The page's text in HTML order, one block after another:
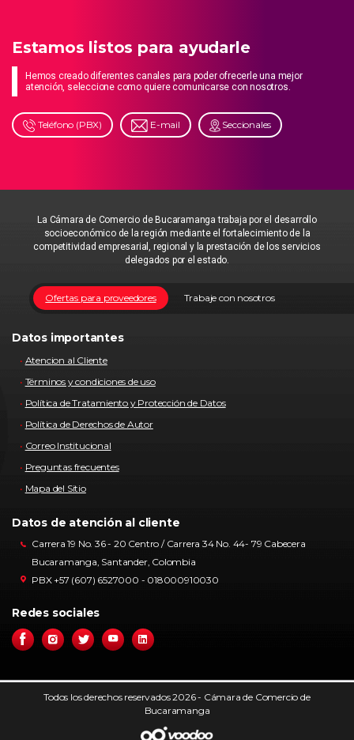
Estamos listos para ayudarle
Hemos creado diferentes canales para poder ofrecerle una mejor
atención, seleccione como quiere comunicarse con nosotros.
Teléfono (PBX) E-mail Seccionales
La Cámara de Comercio de Bucaramanga trabaja por el desarrollo
socioeconómico de la región mediante el fortalecimiento de la
competitividad empresarial, regional y la prestación de los servicios
delegados por el estado.
Trabaje con nosotros
Ofertas para proveedores
Datos importantes
Atencion al Cliente
Términos y condiciones de uso
Política de Tratamiento y Protección de Datos
Política de Derechos de Autor
Correo Institucional
Preguntas frecuentes
Mapa del Sitio
Datos de atención al cliente
Carrera 19 No. 36 - 20 Centro / Carrera 34 No. 44- 79 Cabecera
Bucaramanga, Santander, Colombia
PBX +57 (607) 6527000 - 018000910030
Redes sociales
Todos los derechos reservados 2026 - Cámara de Comercio de
Bucaramanga